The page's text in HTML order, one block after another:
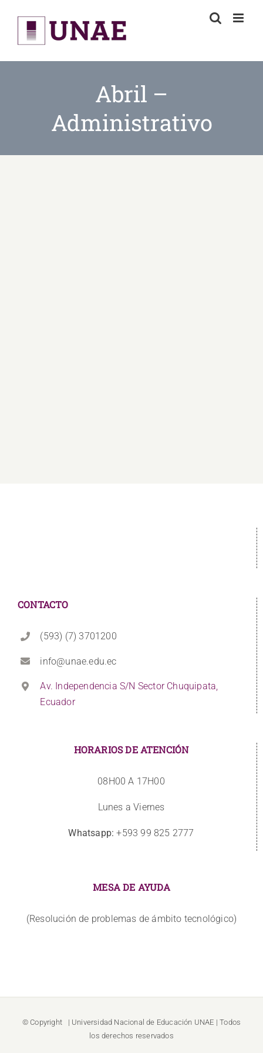
content
Abril –
Administrativo
CONTACTO
(593) (7) 3701200
info@unae.edu.ec
Av. Independencia S/N Sector Chuquipata,
Ecuador
HORARIOS DE ATENCIÓN
08H00 A 17H00
Lunes a Viernes
Whatsapp: +593 99 825 2777
MESA DE AYUDA
(Resolución de problemas de ámbito tecnológico)
© Copyright | Universidad Nacional de Educación UNAE | Todos
los derechos reservados